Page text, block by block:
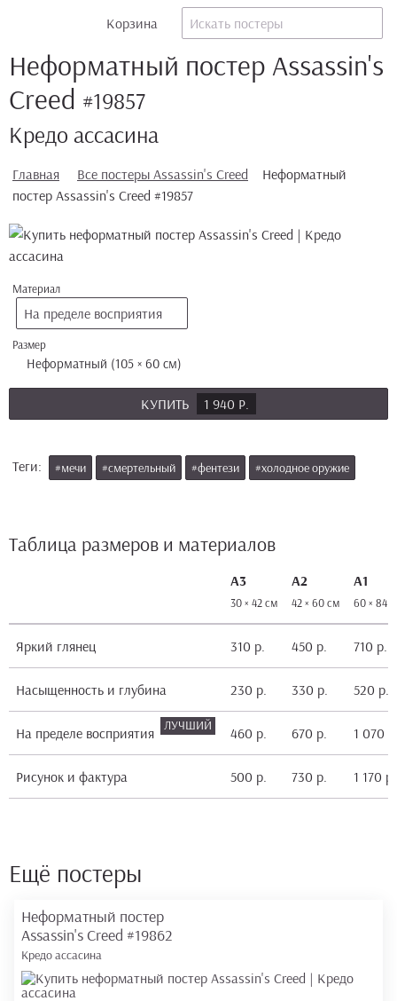
Корзина
Неформатный постер Assassin's
Creed #19857
Кредо ассасина
Главная Все постеры Assassin's Creed
Неформатный
постер Assassin's Creed #19857
Материал
На пределе восприятия
Размер
Неформатный (105 × 60 см)
КУПИТЬ 1 940 Р.
Теги: #мечи #смертельный #фентези #холодное оружие
Таблица размеров и материалов
А3
30 × 42 см
А2
42 × 60 см
А1
60 × 84
Яркий глянец 310 р. 450 р. 710 р.
Насыщенность и глубина 230 р. 330 р. 520 р.
На пределе восприятия 460 р. 670 р. 1 070
Рисунок и фактура 500 р. 730 р. 1 170 р.
Ещё постеры
Неформатный постер
Assassin's Creed #19862
Кредо ассасина